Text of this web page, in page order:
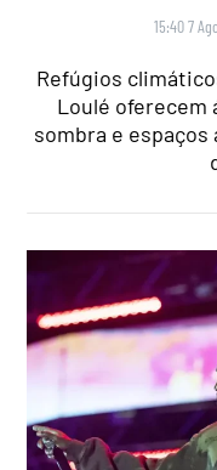
15:40 7
Refúgios
Loulé oferecem
sombra e espaços